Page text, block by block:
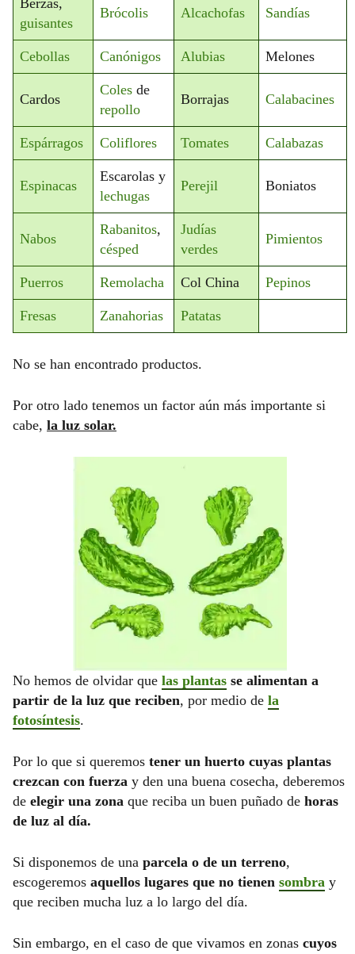
Berzas,
guisantes
Brócolis Alcachofas Sandías
Cebollas Canónigos Alubias Melones
Cardos
Coles de
repollo
Borrajas Calabacines
Espárragos Coliflores Tomates Calabazas
Espinacas
Escarolas y
lechugas
Perejil Boniatos
Nabos
Rabanitos,
césped
Judías
verdes
Pimientos
Puerros Remolacha Col China Pepinos
Fresas Zanahorias Patatas
No se han encontrado productos.
Por otro lado tenemos un factor aún más importante si
cabe, la luz solar.
No hemos de olvidar que las plantas se alimentan a
partir de la luz que reciben, por medio de la
fotosíntesis.
Por lo que si queremos tener un huerto cuyas plantas
crezcan con fuerza y den una buena cosecha, deberemos
de elegir una zona que reciba un buen puñado de horas
de luz al día.
Si disponemos de una parcela o de un terreno,
escogeremos aquellos lugares que no tienen sombra y
que reciben mucha luz a lo largo del día.
Sin embargo, en el caso de que vivamos en zonas cuyos